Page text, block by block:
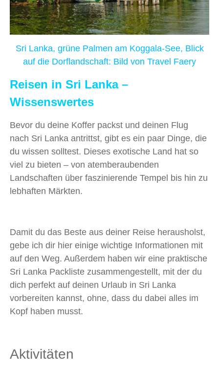
Sri Lanka, grüne Palmen am Koggala-See, Blick
auf die Dorflandschaft: Bild von Travel Faery
Reisen in Sri Lanka –
Wissenswertes
Bevor du deine Koffer packst und deinen Flug
nach Sri Lanka antrittst, gibt es ein paar Dinge, die
du wissen solltest. Dieses exotische Land hat so
viel zu bieten – von atemberaubenden
Landschaften über faszinierende Tempel bis hin zu
lebhaften Märkten.
Damit du das Beste aus deiner Reise herausholst,
gebe ich dir hier einige wichtige Informationen mit
auf den Weg. Außerdem haben wir eine praktische
Sri Lanka Packliste zusammengestellt, mit der du
dich perfekt auf deinen Urlaub in Sri Lanka
vorbereiten kannst, ohne, dass du dabei alles im
Kopf haben musst.
Aktivitäten